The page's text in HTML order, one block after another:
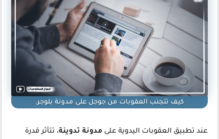
كيف تتجنب العقوبات من جوجل على مدونة بلوجر.
عند تطبيق العقوبات اليدوية على مدونة تدوينة، تتأثر قدرة